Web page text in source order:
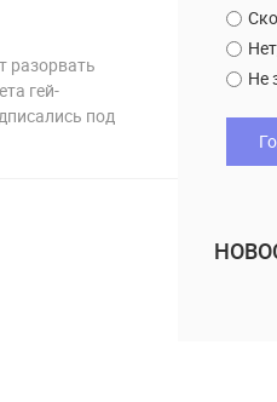
разорвать
гей-
под
Не